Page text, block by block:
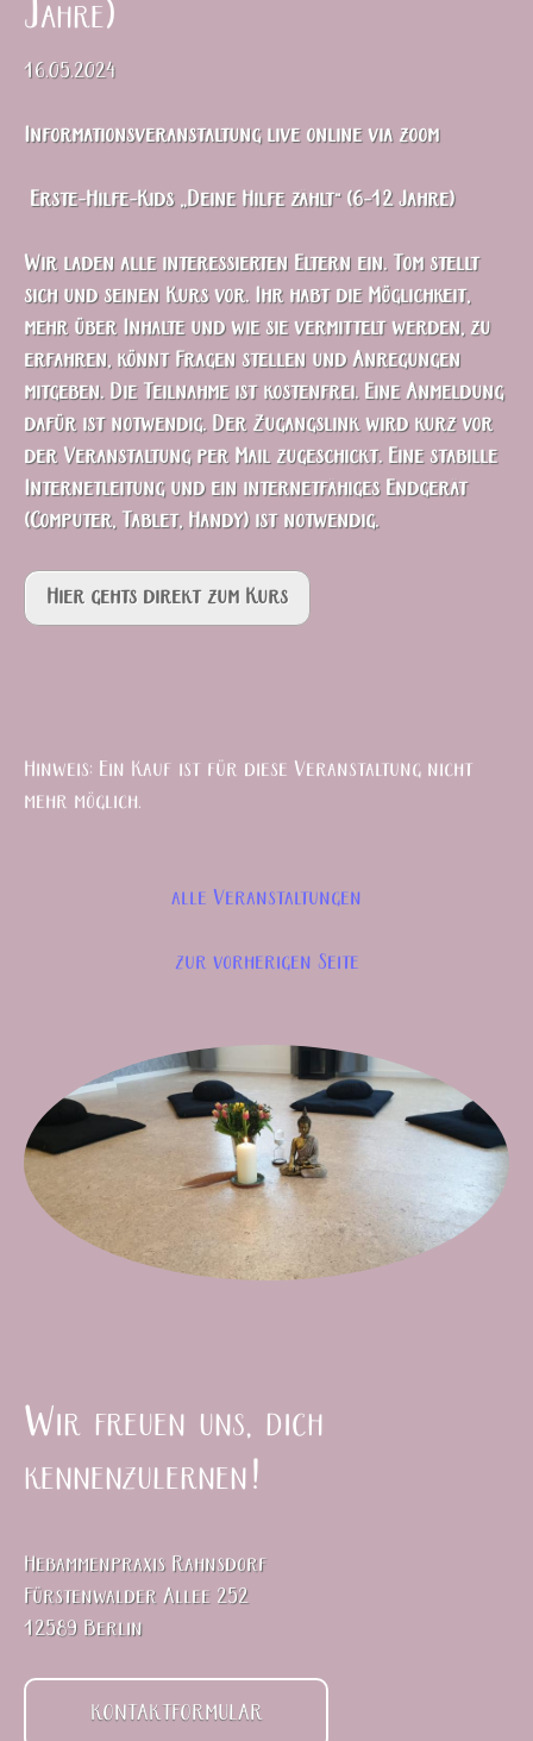
Jahre)
16.05.2024
Informationsveranstaltung live online via zoom
Erste-Hilfe-Kids „Deine Hilfe zählt“ (6-12 Jahre)
Wir laden alle interessierten Eltern ein. Tom stellt
sich und seinen Kurs vor. Ihr habt die Möglichkeit,
mehr über Inhalte und wie sie vermittelt werden, zu
erfahren, könnt Fragen stellen und Anregungen
mitgeben. Die Teilnahme ist kostenfrei. Eine Anmeldung
dafür ist notwendig. Der Zugangslink wird kurz vor
der Veranstaltung per Mail zugeschickt. Eine stabille
Internetleitung und ein internetfähiges Endgerät
(Computer, Tablet, Handy) ist notwendig.
Hier gehts direkt zum Kurs
Hinweis: Ein Kauf ist für diese Veranstaltung nicht
mehr möglich.
alle Veranstaltungen
zur vorherigen Seite
Wir freuen uns, dich
kennenzulernen!
Hebammenpraxis Rahnsdorf
Fürstenwalder Allee 252
12589 Berlin
KONTAKTFORMULAR